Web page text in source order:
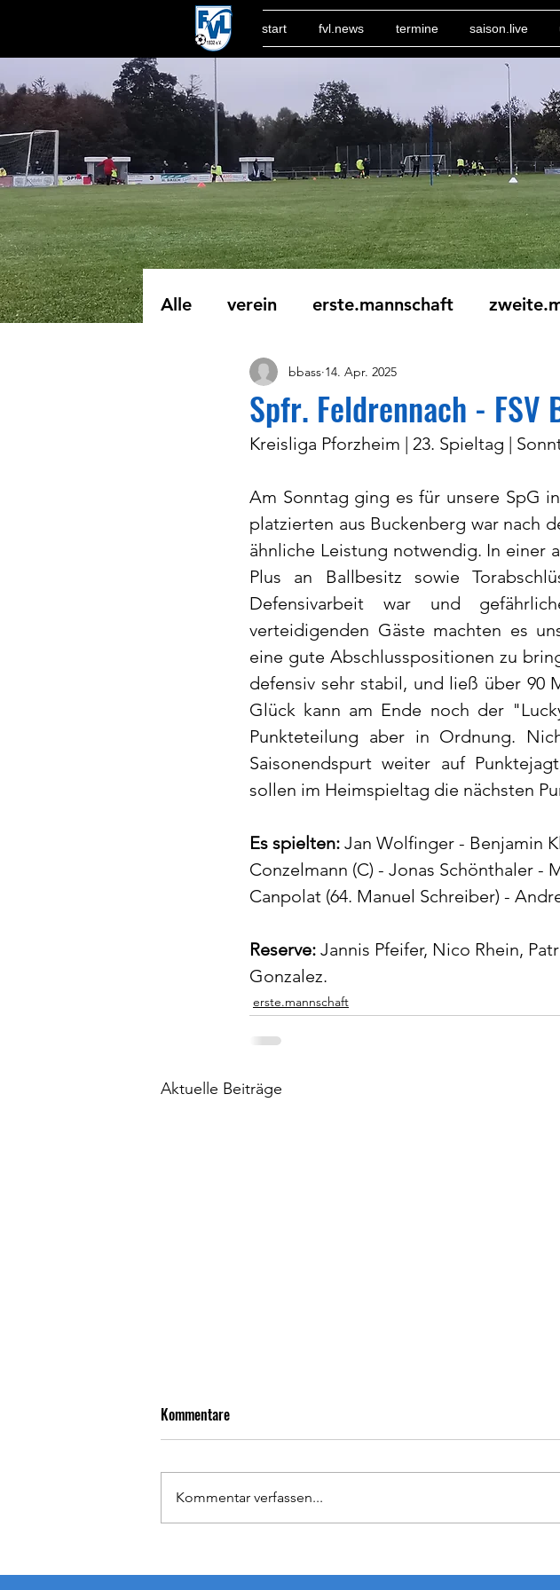
start fvl.news termine saison.live
Alle verein erste.mannschaft
Spfr. Feldrennach -
bbass 14. Apr. 2025
Kreisliga Pforzheim | 23. Spieltag |
Am Sonntag ging es für unsere SpG
platzierten aus Buckenberg war nach
ähnliche Leistung notwendig. In einer
Plus an Ballbesitz sowie
Defensivarbeit war und
verteidigenden Gäste machten es
eine gute Abschlusspositionen zu
defensiv sehr stabil, und ließ über 90
Glück kann am Ende noch der
Punkteteilung aber in Ordnung.
Saisonendspurt weiter auf
sollen im Heimspieltag die nächsten
Es spielten: Jan Wolfinger - Benjamin
Conzelmann (C) - Jonas Schönthaler -
Canpolat (64. Manuel Schreiber) -
Reserve: Jannis Pfeifer, Nico Rhein,
Gonzalez.
erste.mannschaft
Aktuelle Beiträge
ASV Arnbach - SpG
Langenalb/Feldrennach 1:2 (0:1)
Bei sommerlichen Temperaturen
entwickelte sich eine insgesamt
tat sich über weite Strecken
Schellbronn
Am 23.
Gerken ist
Kommentare
Kommentar verfassen...